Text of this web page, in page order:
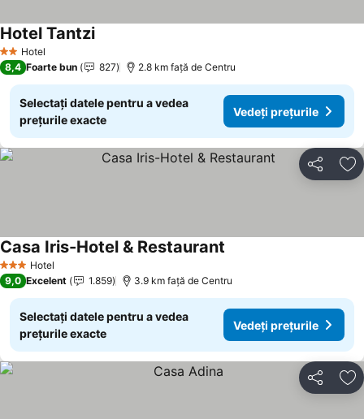
2 SteleHotel
Hotel Tantzi
8,4 Foarte bun 827 2.8 km faţă de Centru
Selectați datele pentru a vedea
prețurile exacte
Vedeți prețurile
Distribuiți
3 SteleHotel
Casa Iris-Hotel & Restaurant
9,0 Excelent 1.859 3.9 km faţă de Centru
Selectați datele pentru a vedea
prețurile exacte
Vedeți prețurile
Distribuiți